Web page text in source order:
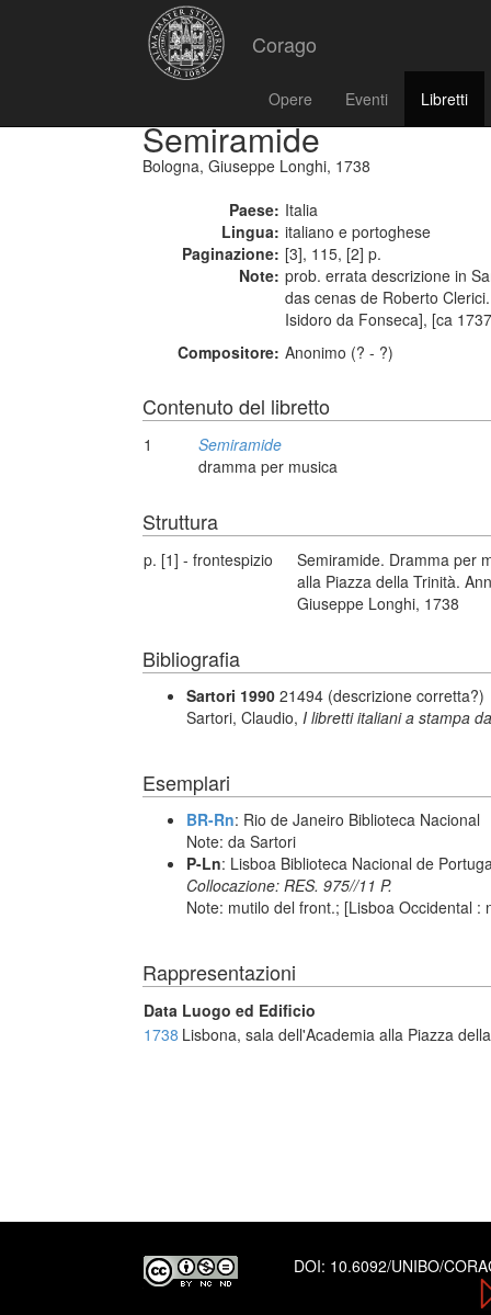
Corago
Opere Eventi Libretti
Semiramide
Bologna, Giuseppe Longhi, 1738
Paese: Italia
Lingua: italiano e portoghese
Paginazione: [3], 115, [2] p.
Note: prob. errata descrizione in
das cenas de Roberto
Isidoro da Fonseca], [ca
Compositore: Anonimo (? - ?)
Contenuto del libretto
1
Semiramide
dramma per musica
Struttura
p. [1] - frontespizio
Semiramide. Dramma per
alla Piazza della Trinità.
Giuseppe Longhi, 1738
Bibliografia
Sartori 1990 21494 (descrizione corretta?)
Sartori, Claudio, I libretti italiani a stampa
Esemplari
BR-Rn: Rio de Janeiro Biblioteca Nacional
Note: da Sartori
P-Ln: Lisboa Biblioteca Nacional de
Collocazione: RES. 975//11 P.
Note: mutilo del front.; [Lisboa Occidental
Rappresentazioni
Data Luogo ed Edificio
1738 Lisbona, sala dell'Academia alla Piazza
DOI: 10.6092/UNIBO/